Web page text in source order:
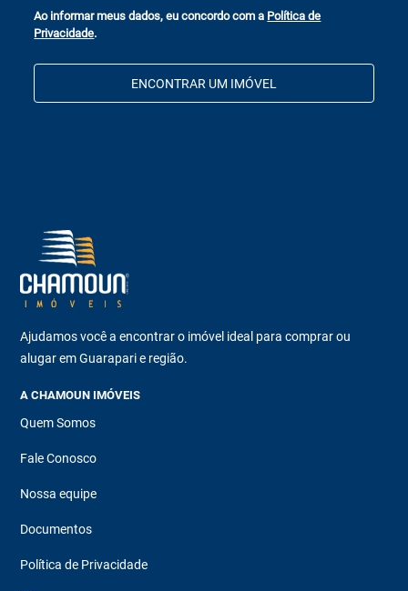
Ao informar meus dados, eu concordo com a Política de
Privacidade.
ENCONTRAR UM IMÓVEL
Ajudamos você a encontrar o imóvel ideal para comprar ou
alugar em Guarapari e região.
A CHAMOUN IMÓVEIS
Quem Somos
Fale Conosco
Nossa equipe
Documentos
Política de Privacidade